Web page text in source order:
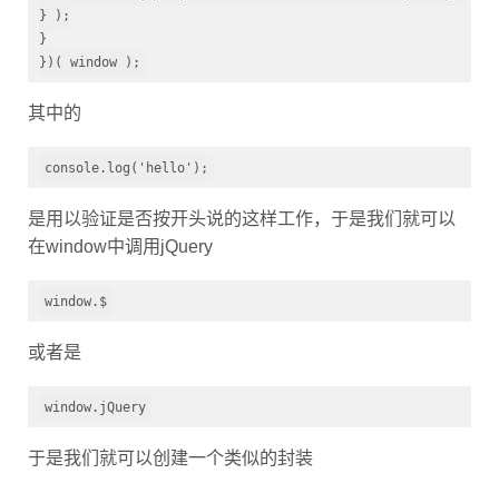
其中的
是用以验证是否按开头说的这样工作，于是我们就可以
在window中调用jQuery
或者是
于是我们就可以创建一个类似的封装